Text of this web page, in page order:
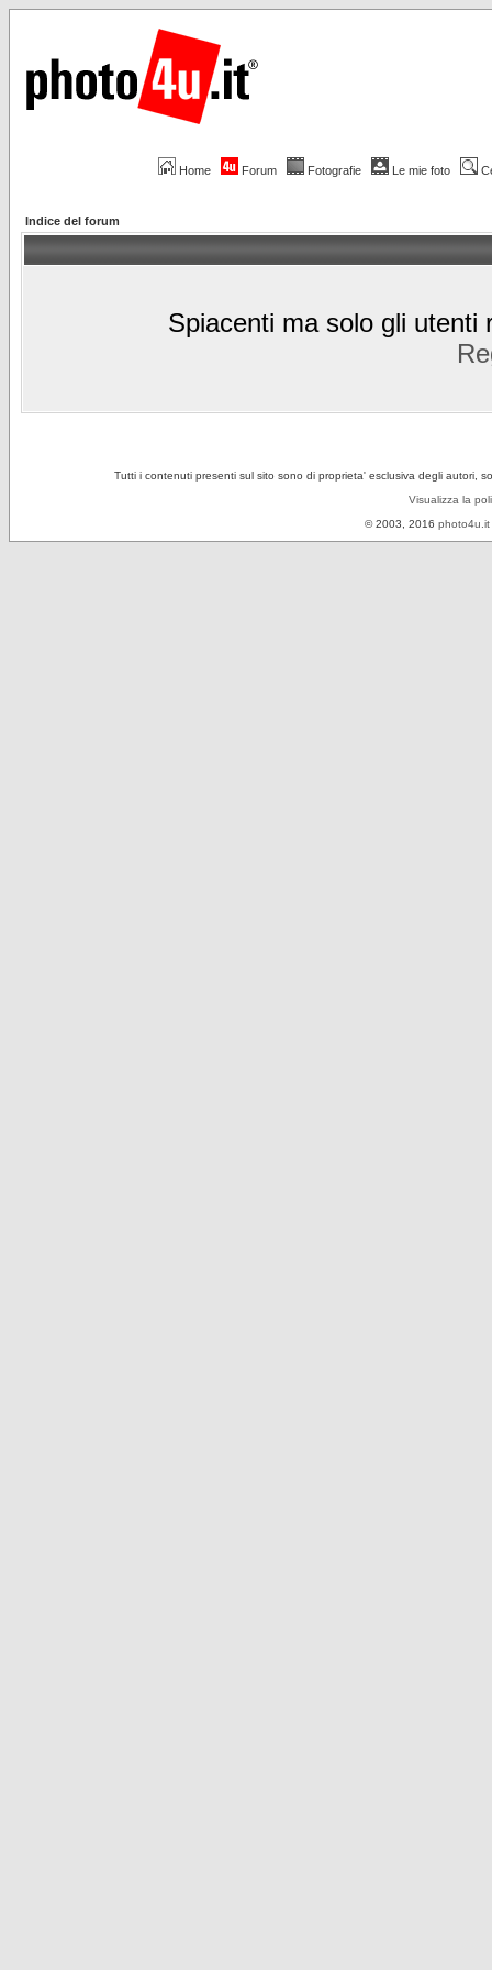
Home Forum Fotografie Le mie foto
Indice del forum
Spiacenti ma solo gli utenti
Tutti i contenuti presenti sul sito sono di proprieta' esclusiva degli autori,
Visualizza la
© 2003, 2016 photo4u.it